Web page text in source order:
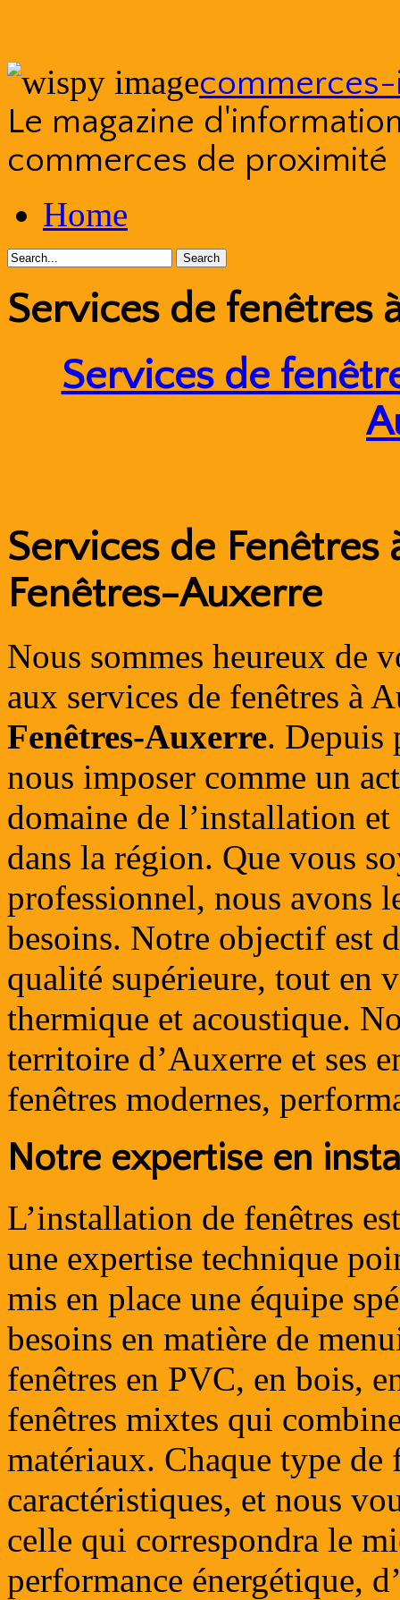
Le magazine
commerces de proximité
to
contentHome
Services de fenêtres
Services de
Services de Fenêtres
Fenêtres-Auxerre
Nous sommes heureux de
aux services de fenêtres à
Fenêtres-Auxerre. Depuis
nous imposer comme un
domaine de l’installation
dans la région. Que vous
professionnel, nous avons
besoins. Notre objectif est
qualité supérieure, tout en
thermique et acoustique.
territoire d’Auxerre et ses
fenêtres modernes,
Notre expertise en
L’installation de fenêtres
une expertise technique
mis en place une équipe
besoins en matière de
fenêtres en PVC, en bois,
fenêtres mixtes qui
matériaux. Chaque type de
caractéristiques, et nous
celle qui correspondra le
performance énergétique,